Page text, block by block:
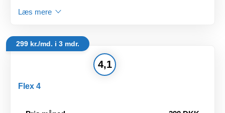
Læs mere
299 kr./md. i 3 mdr.
Flex 4
4,1